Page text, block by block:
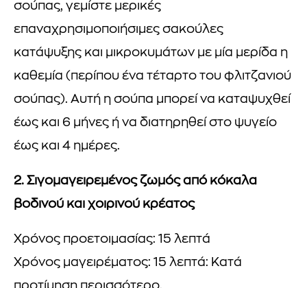
σούπας, γεμίστε μερικές
επαναχρησιμοποιήσιμες σακούλες
κατάψυξης και μικροκυμάτων με μία μερίδα η
καθεμία (περίπου ένα τέταρτο του φλιτζανιού
σούπας). Αυτή η σούπα μπορεί να καταψυχθεί
έως και 6 μήνες ή να διατηρηθεί στο ψυγείο
έως και 4 ημέρες.
2. Σιγομαγειρεμένος ζωμός από κόκαλα
βοδινού και χοιρινού κρέατος
Χρόνος προετοιμασίας: 15 λεπτά
Χρόνος μαγειρέματος: 15 λεπτά: Κατά